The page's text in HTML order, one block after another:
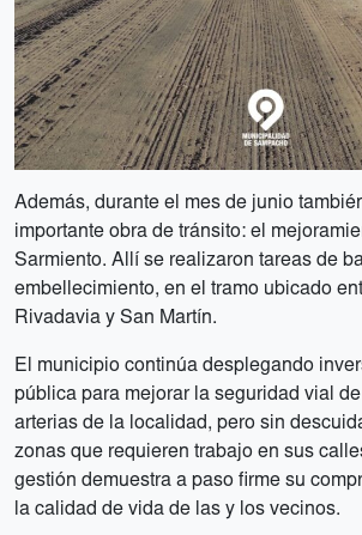
Además, durante el mes de junio
importante obra de tránsito: el
Sarmiento. Allí se realizaron tareas de
embellecimiento, en el tramo ubicado
Rivadavia y San Martín.
El municipio continúa desplegando
pública para mejorar la seguridad vial
arterias de la localidad, pero sin
zonas que requieren trabajo en sus
gestión demuestra a paso firme su
la calidad de vida de las y los vecinos.